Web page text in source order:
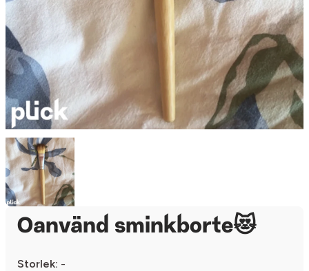
Oanvänd sminkborte😻
Storlek: -